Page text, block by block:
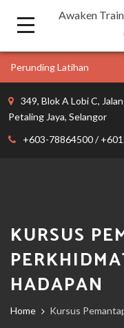
Awaken
Perunding Latihan
349, Blok A Lobi C,
Petaling Jaya, Selangor
+603-78864500 /
KURSUS
HADAPAN
Home Kursus